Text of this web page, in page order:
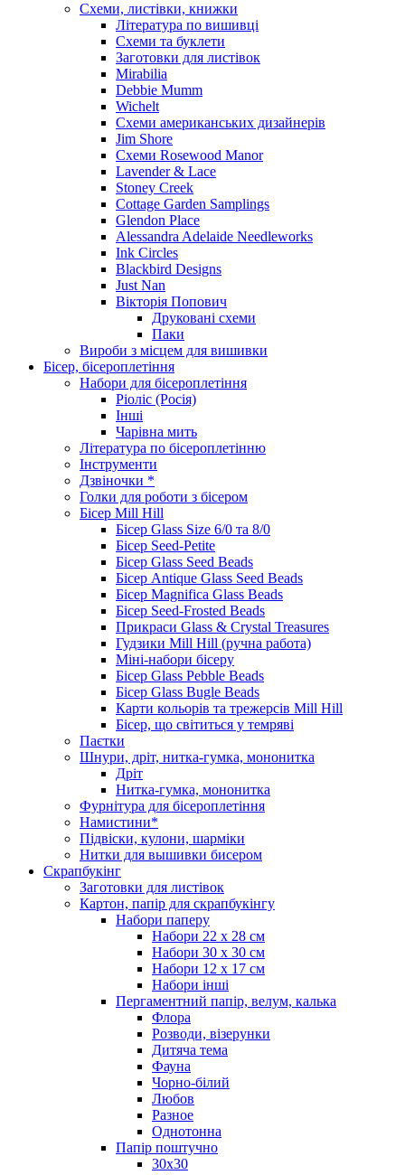
Схеми, листівки, книжки
Література по вишивці
Схеми та буклети
Заготовки для листівок
Mirabilia
Debbie Mumm
Wichelt
Схеми американських дизайнерів
Jim Shore
Cхеми Rosewood Manor
Lavender & Lace
Stoney Creek
Cottage Garden Samplings
Glendon Place
Alessandra Adelaide Needleworks
Ink Circles
Blackbird Designs
Just Nan
Вікторія Попович
Друковані схеми
Паки
Вироби з місцем для вишивки
Бісер, бісероплетіння
Набори для бісероплетіння
Ріоліс (Росія)
Інші
Чарівна мить
Література по бісероплетінню
Інструменти
Дзвіночки *
Голки для роботи з бісером
Бісер Mill Hill
Бісер Glass Size 6/0 та 8/0
Бісер Seed-Petite
Бісер Glass Seed Beads
Бісер Antique Glass Seed Beads
Бісер Magnifica Glass Beads
Бісер Seed-Frosted Beads
Прикраси Glass & Crystal Treasures
Гудзики Mill Hill (ручна работа)
Міні-набори бісеру
Бісер Glass Pebble Beads
Бісер Glass Bugle Beads
Карти кольорів та трежерсів Mill Hill
Бісер, що світиться у темряві
Паєтки
Шнури, дріт, нитка-гумка, мононитка
Дріт
Нитка-гумка, мононитка
Фурнітура для бісероплетіння
Намистини*
Підвіски, кулони, шарміки
Нитки для вышивки бисером
Скрапбукінг
Заготовки для листівок
Картон, папір для скрапбукінгу
Набори паперу
Набори 22 х 28 см
Набори 30 х 30 см
Набори 12 х 17 см
Набори інші
Пергаментний папір, велум, калька
Флора
Розводи, візерунки
Дитяча тема
Фауна
Чорно-білий
Любов
Разное
Однотонна
Папір поштучно
30х30